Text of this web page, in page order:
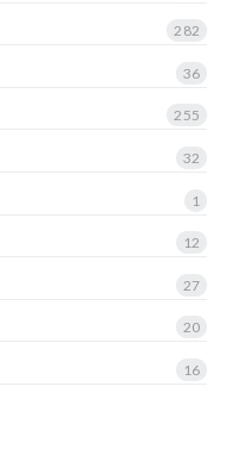
282
36
255
32
1
12
27
20
16